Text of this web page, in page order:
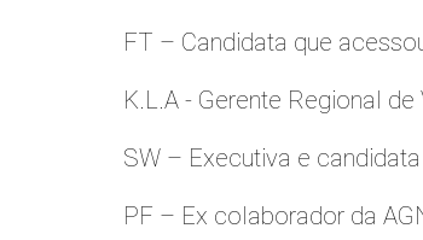
FT – Candidata que
K.L.A - Gerente Regional de
SW – Executiva e
PF – Ex colaborador da